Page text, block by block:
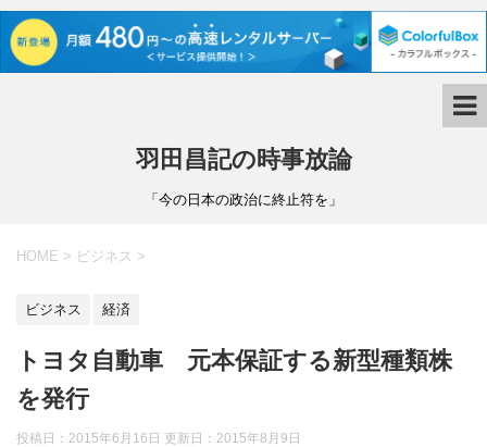
羽田昌記の時事放論
「今の日本の政治に終止符を」
HOME > ビジネス >
ビジネス 経済
トヨタ自動車 元本保証する新型種類株
を発行
投稿日：2015年6月16日 更新日： 2015年8月9日